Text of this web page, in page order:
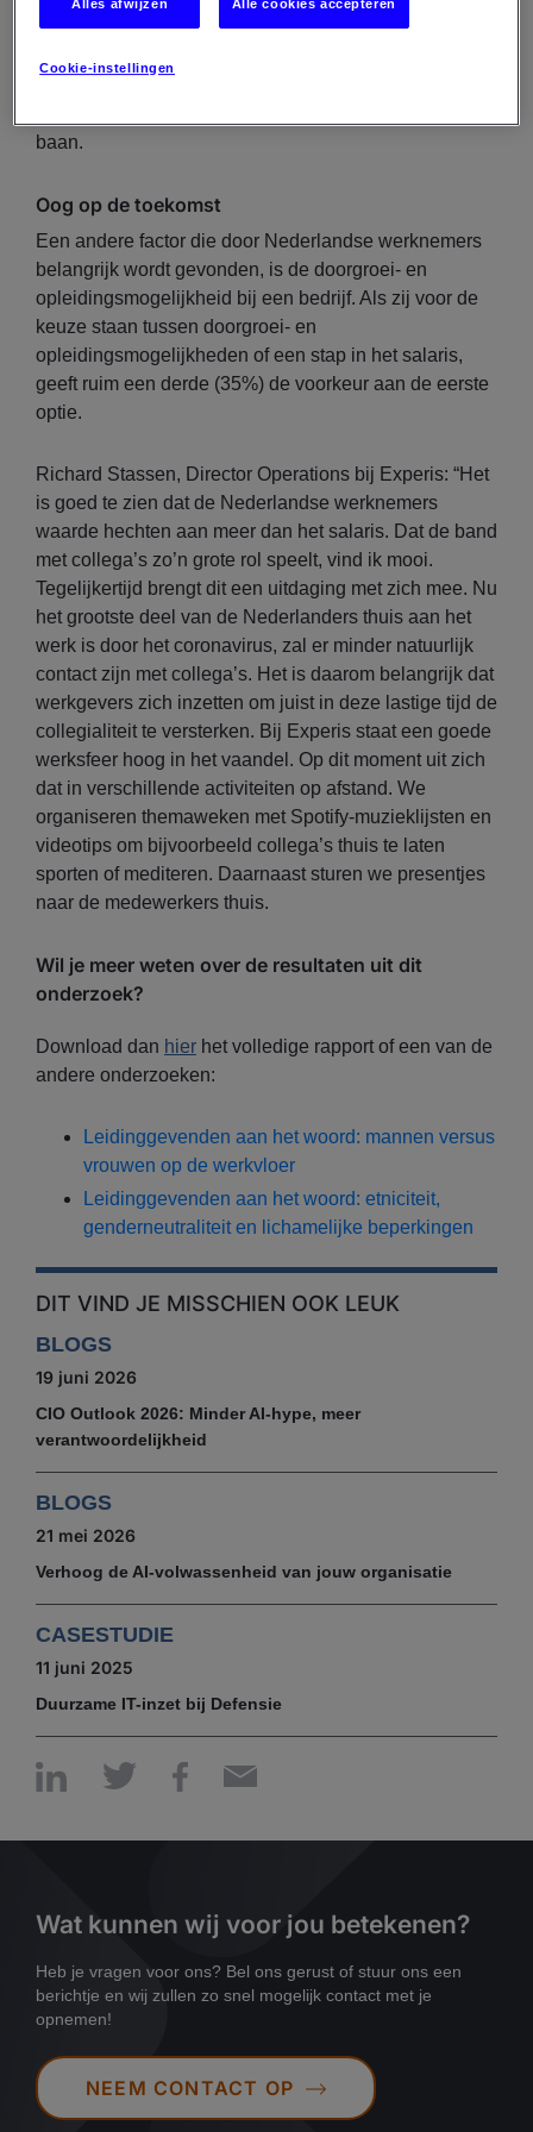
van de gezelligheid op kantoor. Vier van de tien (39%)
baan.
Oog op de toekomst
Een andere factor die door Nederlandse werknemers
belangrijk wordt gevonden, is de doorgroei- en
opleidingsmogelijkheid bij een bedrijf. Als zij voor de
keuze staan tussen doorgroei- en
opleidingsmogelijkheden of een stap in het salaris,
geeft ruim een derde (35%) de voorkeur aan de eerste
optie.
Richard Stassen, Director Operations bij Experis: “Het
is goed te zien dat de Nederlandse werknemers
waarde hechten aan meer dan het salaris. Dat de band
met collega’s zo’n grote rol speelt, vind ik mooi.
Tegelijkertijd brengt dit een uitdaging met zich mee. Nu
het grootste deel van de Nederlanders thuis aan het
werk is door het coronavirus, zal er minder natuurlijk
contact zijn met collega’s. Het is daarom belangrijk dat
werkgevers zich inzetten om juist in deze lastige tijd de
collegialiteit te versterken. Bij Experis staat een goede
werksfeer hoog in het vaandel. Op dit moment uit zich
dat in verschillende activiteiten op afstand. We
organiseren themaweken met Spotify-muzieklijsten en
videotips om bijvoorbeeld collega’s thuis te laten
sporten of mediteren. Daarnaast sturen we presentjes
naar de medewerkers thuis.
Wil je meer weten over de resultaten uit dit
onderzoek?
Download dan hier het volledige rapport of een van de
andere onderzoeken:
Leidinggevenden aan het woord: mannen versus
vrouwen op de werkvloer
Leidinggevenden aan het woord: etniciteit,
genderneutraliteit en lichamelijke beperkingen
DIT VIND JE MISSCHIEN OOK LEUK
BLOGS
19 juni 2026
CIO Outlook 2026: Minder AI-hype, meer
verantwoordelijkheid
BLOGS
21 mei 2026
Verhoog de AI-volwassenheid van jouw organisatie
CASESTUDIE
11 juni 2025
Duurzame IT-inzet bij Defensie
Wat kunnen wij voor jou betekenen?
Heb je vragen voor ons? Bel ons gerust of stuur ons een
berichtje en wij zullen zo snel mogelijk contact met je
opnemen!
NEEM CONTACT OP
Cookie-instellingen
Alles afwijzen Alle cookies accepteren